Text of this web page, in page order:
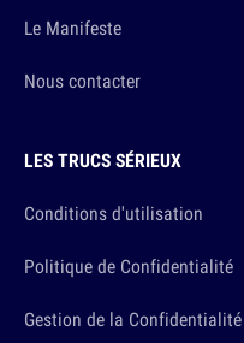
Le Manifeste
Nous contacter
LES TRUCS SÉRIEUX
Conditions d'utilisation
Politique de Confidentialité
Gestion de la Confidentialité